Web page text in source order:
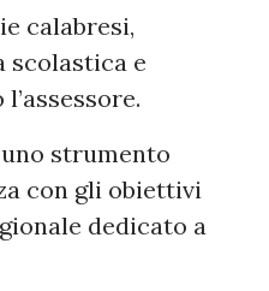
calabresi,
scolastica e
strumento
con gli obiettivi
dedicato a